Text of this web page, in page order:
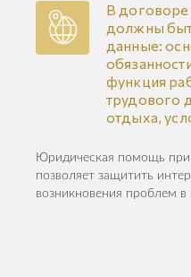
В договоре
должны
данные:
функция
трудового
отдыха,
Юридическая помощь при
позволяет защитить
возникновения проблем